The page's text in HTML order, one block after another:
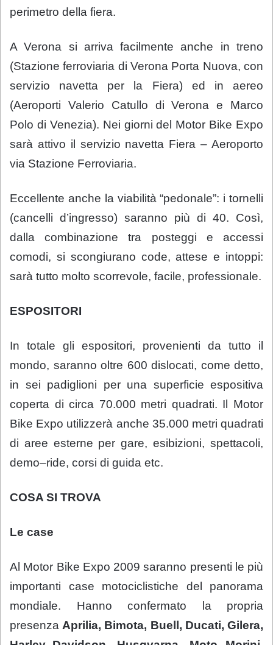
perimetro della fiera.
A Verona si arriva facilmente anche in treno
(Stazione ferroviaria di Verona Porta Nuova, con
servizio navetta per la Fiera) ed in aereo
(Aeroporti Valerio Catullo di Verona e Marco
Polo di Venezia). Nei giorni del Motor Bike Expo
sarà attivo il servizio navetta Fiera – Aeroporto
via Stazione Ferroviaria.
Eccellente anche la viabilità “pedonale”: i tornelli
(cancelli d’ingresso) saranno più di 40. Così,
dalla combinazione tra posteggi e accessi
comodi, si scongiurano code, attese e intoppi:
sarà tutto molto scorrevole, facile, professionale.
ESPOSITORI
In totale gli espositori, provenienti da tutto il
mondo, saranno oltre 600 dislocati, come detto,
in sei padiglioni per una superficie espositiva
coperta di circa 70.000 metri quadrati. Il Motor
Bike Expo utilizzerà anche 35.000 metri quadrati
di aree esterne per gare, esibizioni, spettacoli,
demo–ride, corsi di guida etc.
COSA SI TROVA
Le case
Al Motor Bike Expo 2009 saranno presenti le più
importanti case motociclistiche del panorama
mondiale. Hanno confermato la propria
presenza Aprilia, Bimota, Buell, Ducati, Gilera,